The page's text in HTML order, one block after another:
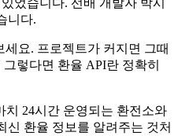
었습니다. 선배 개발자 박시
니다.
요. 프로젝트가 커지면 그때
렇다면 환율 API란 정확히
치 24시간 운영되는 환전소와
신 환율 정보를 알려주는 것처